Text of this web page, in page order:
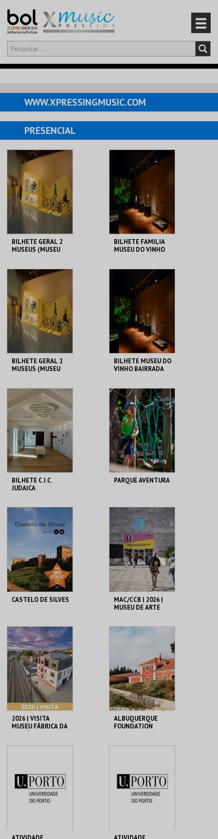
Olá,iniciar sessão
CARRINHO
EVENTOS
CARTÕES
PRODUTOS
WWW.XPRESSINGMUSIC.COM
PRESENCIAL
BILHETE GERAL 2
MUSEUS (MUSEU
DUAS RODAS)
MUSEU DO VINHO
BAIRRADA
MAIS INFO
COMPRAR
BILHETE FAMILIA
MUSEU DO VINHO
MUSEU DO VINHO
BAIRRADA
MAIS INFO
COMPRAR
BILHETE GERAL 2
MUSEUS (MUSEU
DUAS RODAS)
MUSEU DO VINHO
BAIRRADA
MAIS INFO
COMPRAR
BILHETE MUSEU DO
VINHO BAIRRADA
MUSEU DO VINHO
BAIRRADA
MAIS INFO
COMPRAR
BILHETE C.I.C.
JUDAICA
MUSEU MUNICIPAL T.
VEDRAS
COMPRAR
PARQUE AVENTURA
PARQUE
ORNITOLÓGICO
MAIS INFO
COMPRAR
CASTELO DE SILVES
CASTELO DE SILVES
MAIS INFO
COMPRAR
MAC/CCB | 2026 |
MUSEU DE ARTE
ARQUITETURA
CCB
MAIS INFO
COMPRAR
2026 | VISITA
MUSEU FÁBRICA DA
MAIS INFO
COMPRAR
ALBUQUERQUE
FOUNDATION
MAIS INFO
COMPRAR